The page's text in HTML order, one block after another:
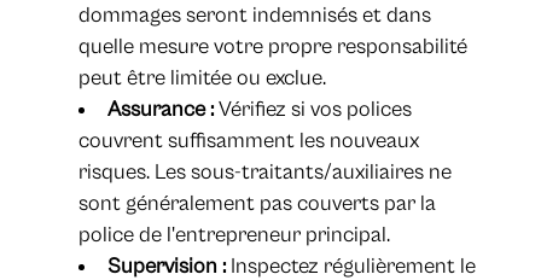
dommages seront indemnisés et dans
quelle mesure votre propre responsabilité
peut être limitée ou exclue.
Assurance :Vérifiez si vos polices
couvrent suffisamment les nouveaux
risques. Les sous-traitants/auxiliaires ne
sont généralement pas couverts par la
police de l'entrepreneur principal.
Supervision :Inspectez régulièrement le